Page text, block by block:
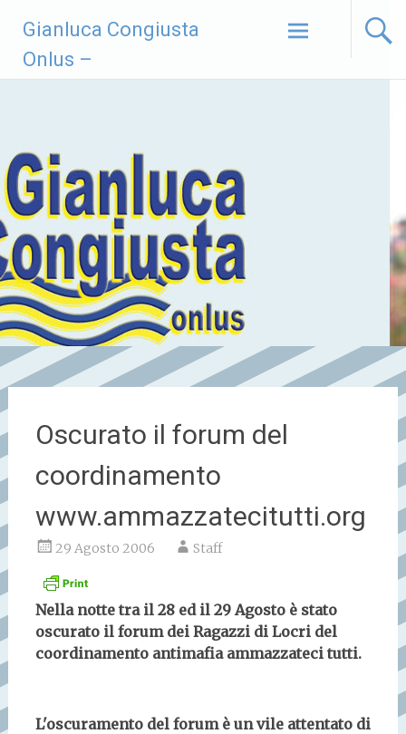
contenuto
Gianluca Congiusta
Onlus –
Oscurato il forum del
coordinamento
www.ammazzatecitutti.org
29 Agosto 2006 Staff
Nella notte tra il 28 ed il 29 Agosto è stato
oscurato il forum dei Ragazzi di Locri del
coordinamento antimafia ammazzateci tutti.
L'oscuramento del forum è un vile attentato di